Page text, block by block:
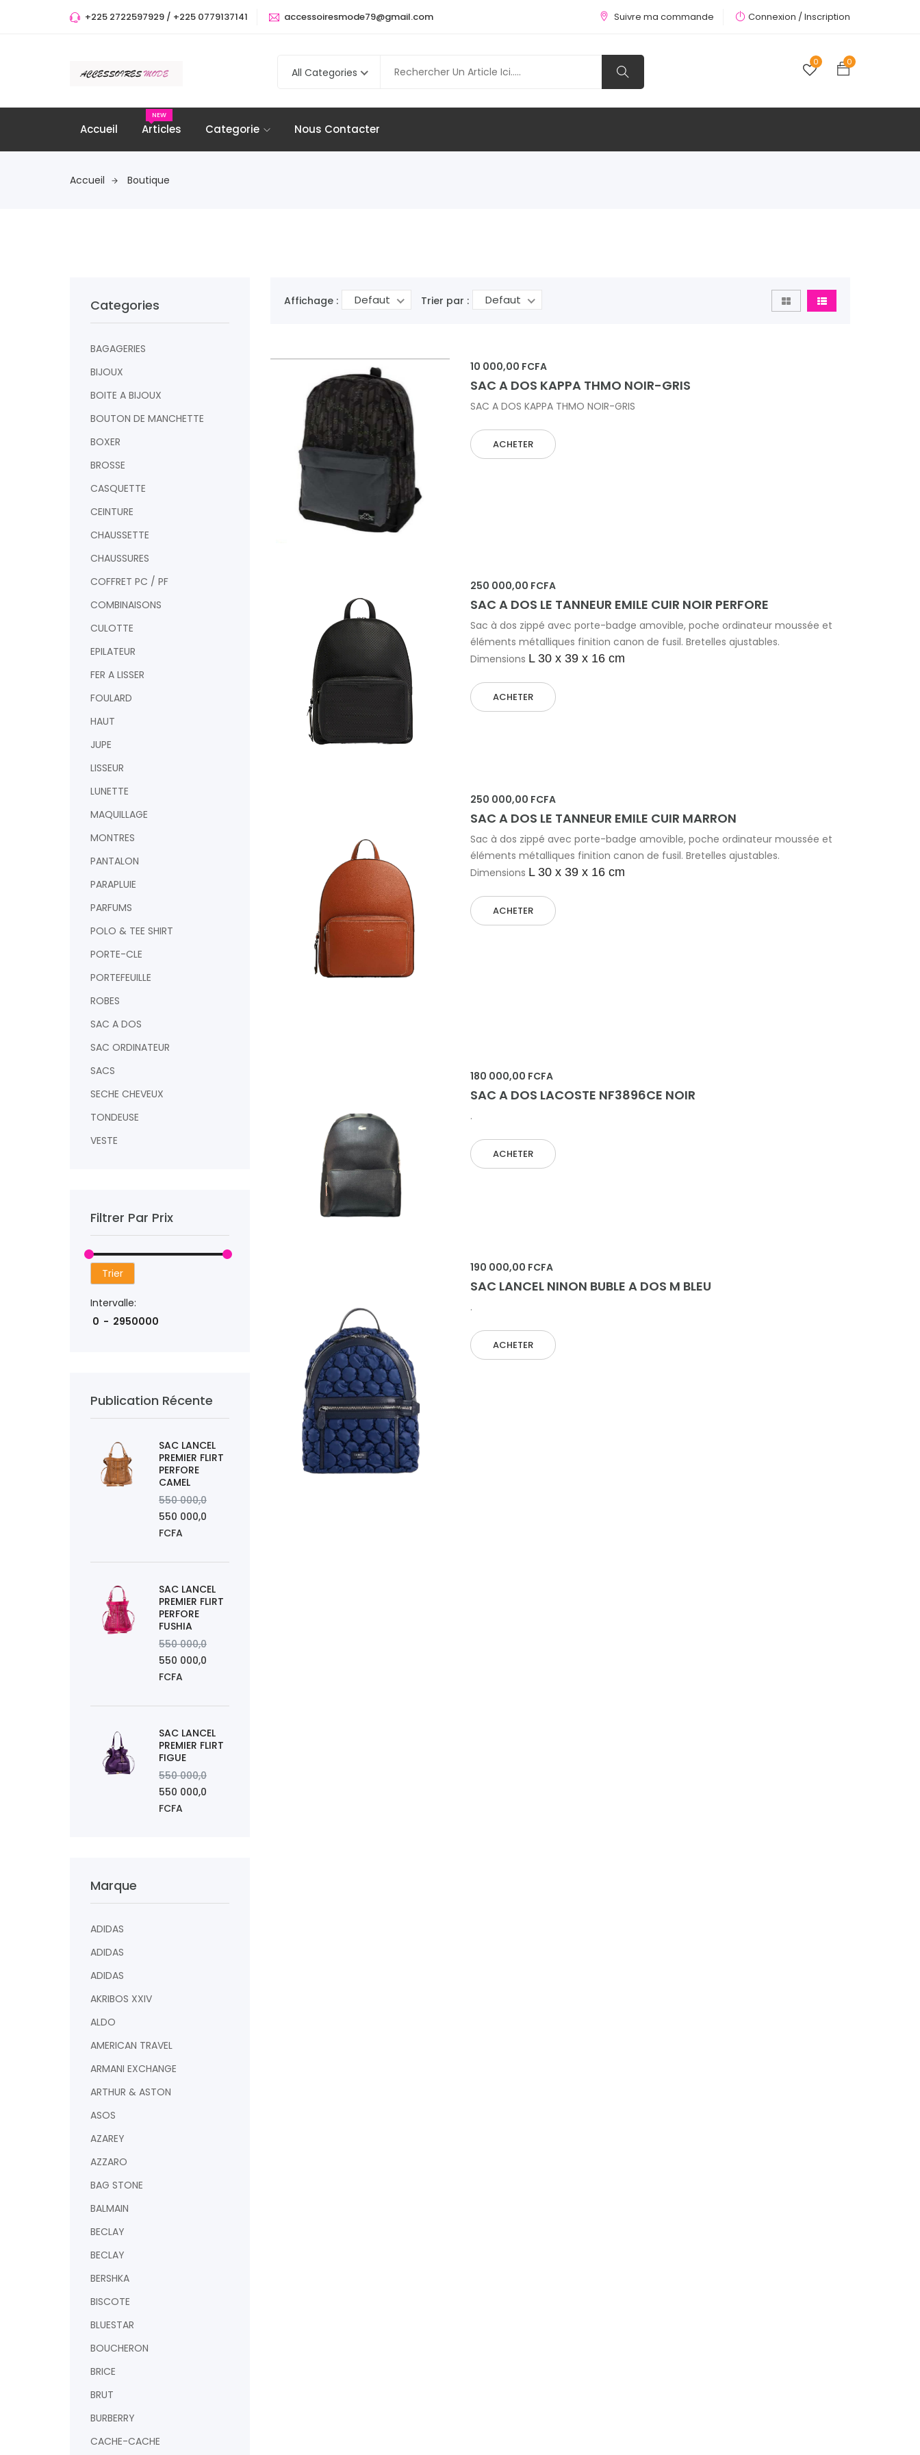
+225 2722597929 / +225 0779137141 accessoiresmode79@gmail.com Suivre ma commande Connexion /Inscription
All Categories
0 0
Accueil Articles
NEW
Categorie Nous Contacter
Accueil Boutique
Categories
BAGAGERIES
BIJOUX
BOITE A BIJOUX
BOUTON DE MANCHETTE
BOXER
BROSSE
CASQUETTE
CEINTURE
CHAUSSETTE
CHAUSSURES
COFFRET PC / PF
COMBINAISONS
CULOTTE
EPILATEUR
FER A LISSER
FOULARD
HAUT
JUPE
LISSEUR
LUNETTE
MAQUILLAGE
MONTRES
PANTALON
PARAPLUIE
PARFUMS
POLO & TEE SHIRT
PORTE-CLE
PORTEFEUILLE
ROBES
SAC A DOS
SAC ORDINATEUR
SACS
SECHE CHEVEUX
TONDEUSE
VESTE
Filtrer Par Prix
Trier
Intervalle:
Publication Récente
SAC LANCEL
PREMIER FLIRT
PERFORE
CAMEL
550 000,0
550 000,0
FCFA
SAC LANCEL
PREMIER FLIRT
PERFORE
FUSHIA
550 000,0
550 000,0
FCFA
SAC LANCEL
PREMIER FLIRT
FIGUE
550 000,0
550 000,0
FCFA
Marque
ADIDAS
ADIDAS
ADIDAS
AKRIBOS XXIV
ALDO
AMERICAN TRAVEL
ARMANI EXCHANGE
ARTHUR & ASTON
ASOS
AZAREY
AZZARO
BAG STONE
BALMAIN
BECLAY
BECLAY
BERSHKA
BISCOTE
BLUESTAR
BOUCHERON
BRICE
BRUT
BURBERRY
CACHE-CACHE
Affichage : Defaut Trier par : Defaut
10 000,00 FCFA
SAC A DOS KAPPA THMO NOIR-GRIS
SAC A DOS KAPPA THMO NOIR-GRIS
ACHETER
250 000,00 FCFA
SAC A DOS LE TANNEUR EMILE CUIR NOIR PERFORE
Sac à dos zippé avec porte-badge amovible, poche ordinateur moussée et
éléments métalliques finition canon de fusil. Bretelles ajustables.
Dimensions L 30 x 39 x 16 cm
ACHETER
250 000,00 FCFA
SAC A DOS LE TANNEUR EMILE CUIR MARRON
Sac à dos zippé avec porte-badge amovible, poche ordinateur moussée et
éléments métalliques finition canon de fusil. Bretelles ajustables.
Dimensions L 30 x 39 x 16 cm
ACHETER
180 000,00 FCFA
SAC A DOS LACOSTE NF3896CE NOIR
.
ACHETER
190 000,00 FCFA
SAC LANCEL NINON BUBLE A DOS M BLEU
.
ACHETER